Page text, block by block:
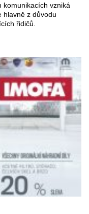
komunikacích vzniká
hlavně z důvodu
řidičů.